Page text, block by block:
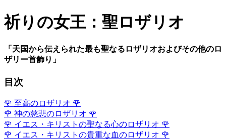
祈りの女王：聖ロザリオ
「天国から伝えられた最も聖なるロザリオおよびその他のロ
ザリー首飾り」
目次
🌹 至高のロザリオ 🌹
🌹 神の慈悲のロザリオ 🌹
🌹 イエス・キリストの聖なる心のロザリオ 🌹
🌹 イエス・キリストの貴重な血のロザリオ 🌹